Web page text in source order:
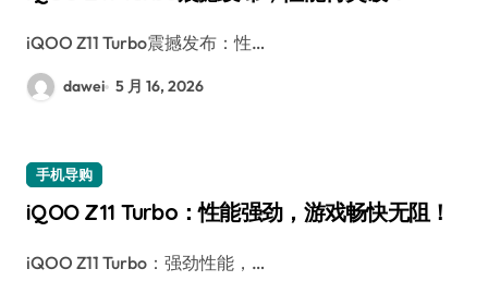
iQOO Z11 Turbo震撼发布：性…
dawei 5 月 16, 2026
手机导购
iQOO Z11 Turbo：性能强劲，游戏畅快无阻！
iQOO Z11 Turbo：强劲性能，…